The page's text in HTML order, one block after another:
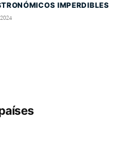
IMPERDIBLES